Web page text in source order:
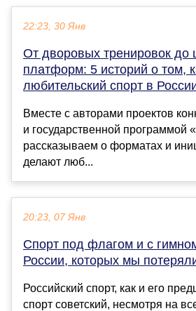
22:23, 30 Янв
От дворовых тренировок до
платформ: 5 историй о том,
любительский спорт в
Вместе с авторами проектов
и государственной программой
рассказываем о форматах и
делают люб...
20:23, 07 Янв
Спорт под флагом и с
России, которых мы
Российский спорт, как и его
спорт советский, несмотря на